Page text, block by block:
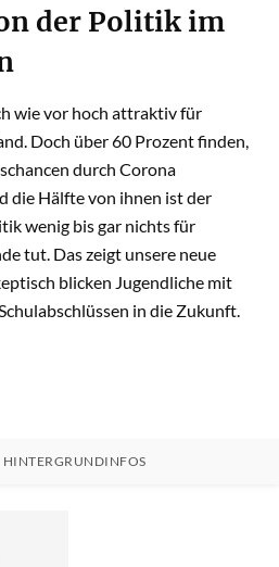
der Politik im
wie vor hoch attraktiv für
Doch über 60 Prozent finden,
durch Corona
die Hälfte von ihnen ist der
wenig bis gar nichts für
tut. Das zeigt unsere neue
blicken Jugendliche mit
in die Zukunft.
HINTERGRUNDINFOS